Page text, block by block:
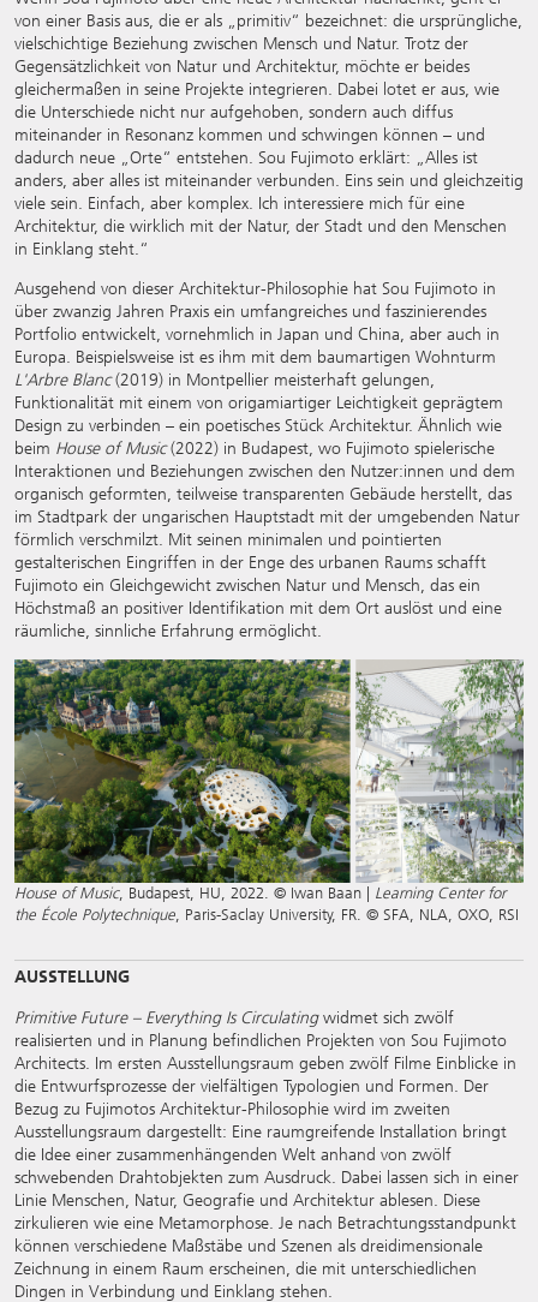
von einer Basis aus, die er als „primitiv“ bezeichnet: die ursprüngliche,
vielschichtige Beziehung zwischen Mensch und Natur. Trotz der
Gegensätzlichkeit von Natur und Architektur, möchte er beides
gleichermaßen in seine Projekte integrieren. Dabei lotet er aus, wie
die Unterschiede nicht nur aufgehoben, sondern auch diffus
miteinander in Resonanz kommen und schwingen können – und
dadurch neue „Orte“ entstehen. Sou Fujimoto erklärt: „Alles ist
anders, aber alles ist miteinander verbunden. Eins sein und gleichzeitig
viele sein. Einfach, aber komplex. Ich interessiere mich für eine
Architektur, die wirklich mit der Natur, der Stadt und den Menschen
in Einklang steht.“
Ausgehend von dieser Architektur-Philosophie hat Sou Fujimoto in
über zwanzig Jahren Praxis ein umfangreiches und faszinierendes
Portfolio entwickelt, vornehmlich in Japan und China, aber auch in
Europa. Beispielsweise ist es ihm mit dem baumartigen Wohnturm
L'Arbre Blanc(2019) in Montpellier meisterhaft gelungen,
Funktionalität mit einem von origamiartiger Leichtigkeit geprägtem
Design zu verbinden – ein poetisches Stück Architektur. Ähnlich wie
beim House of Music(2022) in Budapest, wo Fujimoto spielerische
Interaktionen und Beziehungen zwischen den Nutzer:innen und dem
organisch geformten, teilweise transparenten Gebäude herstellt, das
im Stadtpark der ungarischen Hauptstadt mit der umgebenden Natur
förmlich verschmilzt. Mit seinen minimalen und pointierten
gestalterischen Eingriffen in der Enge des urbanen Raums schafft
Fujimoto ein Gleichgewicht zwischen Natur und Mensch, das ein
Höchstmaß an positiver Identifikation mit dem Ort auslöst und eine
räumliche, sinnliche Erfahrung ermöglicht.
House of Music, Budapest, HU, 2022. © Iwan Baan | Learning Center for
the École Polytechnique, Paris-Saclay University, FR. © SFA, NLA, OXO, RSI
AUSSTELLUNG
Primitive Future – Everything Is Circulatingwidmet sich zwölf
realisierten und in Planung befindlichen Projekten von Sou Fujimoto
Architects. Im ersten Ausstellungsraum geben zwölf Filme Einblicke in
die Entwurfsprozesse der vielfältigen Typologien und Formen. Der
Bezug zu Fujimotos Architektur-Philosophie wird im zweiten
Ausstellungsraum dargestellt: Eine raumgreifende Installation bringt
die Idee einer zusammenhängenden Welt anhand von zwölf
schwebenden Drahtobjekten zum Ausdruck. Dabei lassen sich in einer
Linie Menschen, Natur, Geografie und Architektur ablesen. Diese
zirkulieren wie eine Metamorphose. Je nach Betrachtungsstandpunkt
können verschiedene Maßstäbe und Szenen als dreidimensionale
Zeichnung in einem Raum erscheinen, die mit unterschiedlichen
Dingen in Verbindung und Einklang stehen.